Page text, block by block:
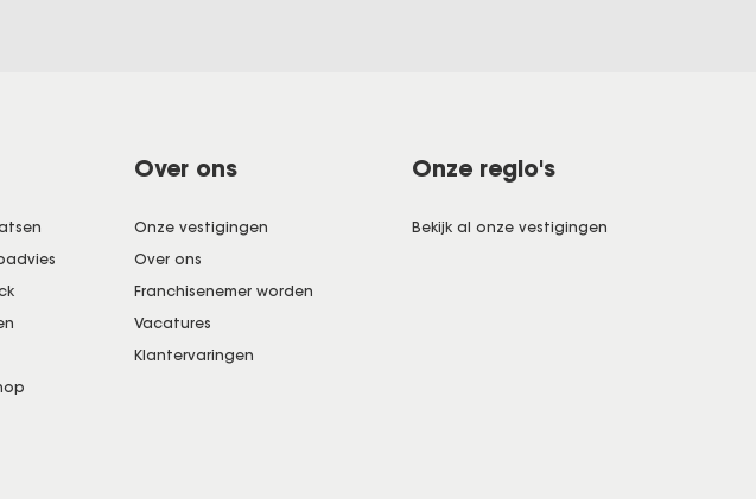
Over ons
Onze vestigingen
Over ons
Franchisenemer worden
Vacatures
Klantervaringen
Onze regio's
Bekijk al onze vestigingen